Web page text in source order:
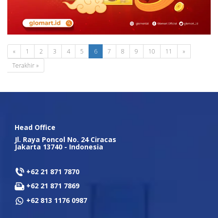
« 1 2 3 4 5 6 7 8 9 10 11
»
Terakhir »
Head Office
Jl. Raya Poncol No. 24 Ciracas
Jakarta 13740 - Indonesia
+62 21 871 7870
+62 21 871 7869
+62 813 1176 0987